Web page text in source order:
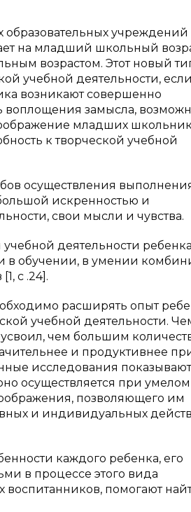
образовательных учреждений
на младший школьный
возрастом. Этот новый
учебной деятельности,
возникают совершенно
замысла,
младших
к творческой учебной
осуществления
искренностью и
свои мысли и чувства.
деятельности
в обучении, в умении
с .24].
расширять опыт
учебной деятельности.
чем большим
и продуктивнее
исследования
осуществляется при умелом
позволяющего им
и индивидуальных
каждого ребенка, его
в процессе этого вида
воспитанников, помогают